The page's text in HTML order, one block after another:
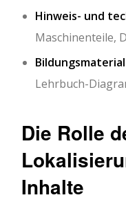
Hinweis- und
Maschinenteile,
Lehrbuch-
Die Rolle
Inhalte